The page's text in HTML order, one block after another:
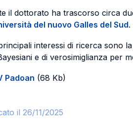
il dottorato ha trascorso circa
del nuovo Galles del Sud.
interessi di ricerca sono
e di verosimiglianza per
Padoan (68 Kb)
il 26/11/2025